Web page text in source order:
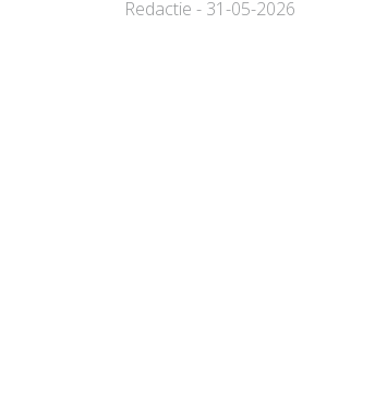
Redactie - 31-05-2026